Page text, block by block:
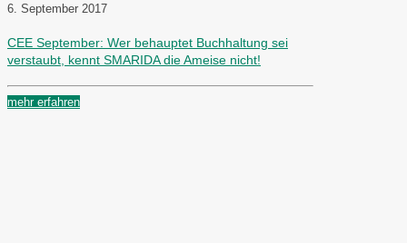
6. September 2017
CEE September: Wer behauptet Buchhaltung sei
verstaubt, kennt SMARIDA die Ameise nicht!
mehr erfahren